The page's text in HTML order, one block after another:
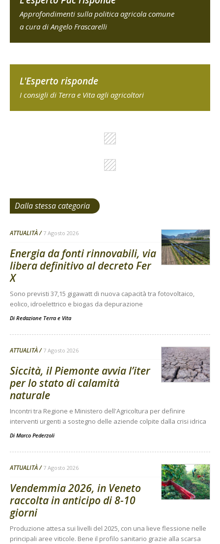
Approfondimenti sulla politica agricola comune
a cura di Angelo Frascarelli
L'Esperto risponde
I consigli di Terra e Vita agli agricoltori
Dalla stessa categoria
ATTUALITÀ 7 Agosto 2026
Energia da fonti rinnovabili, via
libera definitivo al decreto Fer
X
Sono previsti 37,15 gigawatt di nuova capacità tra fotovoltaico,
eolico, idroelettrico e biogas da depurazione
Di Redazione Terra e Vita
ATTUALITÀ 7 Agosto 2026
Siccità, il Piemonte avvia l’iter
per lo stato di calamità
naturale
Incontri tra Regione e Ministero dell'Agricoltura per definire
interventi urgenti a sostegno delle aziende colpite dalla crisi idrica
Di Marco Pederzoli
ATTUALITÀ 7 Agosto 2026
Vendemmia 2026, in Veneto
raccolta in anticipo di 8-10
giorni
Produzione attesa sui livelli del 2025, con una lieve flessione nelle
principali aree viticole. Bene il profilo sanitario grazie alla scarsa